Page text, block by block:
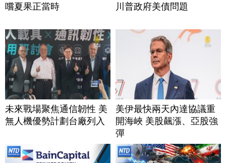
嚐夏果正當時
川普政府美債問題
未來戰場聚焦通信韌性 美
無人機優勢計劃台廠列入
美伊最快兩天內達協議重
開海峽 美股飆漲、亞股強
彈